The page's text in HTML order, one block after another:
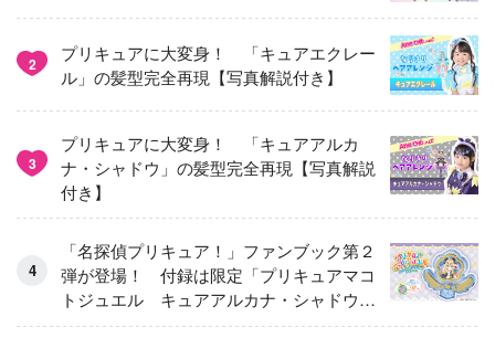
2
プリキュアに大変身！ 「キュアエクレー
ル」の髪型完全再現【写真解説付き】
3
プリキュアに大変身！ 「キュアアルカ
ナ・シャドウ」の髪型完全再現【写真解説
付き】
「名探偵プリキュア！」ファンブック第２
弾が登場！ 付録は限定「プリキュアマコ
トジュエル キュアアルカナ・シャドウ
アイスver.」 キュアエクレールを大特